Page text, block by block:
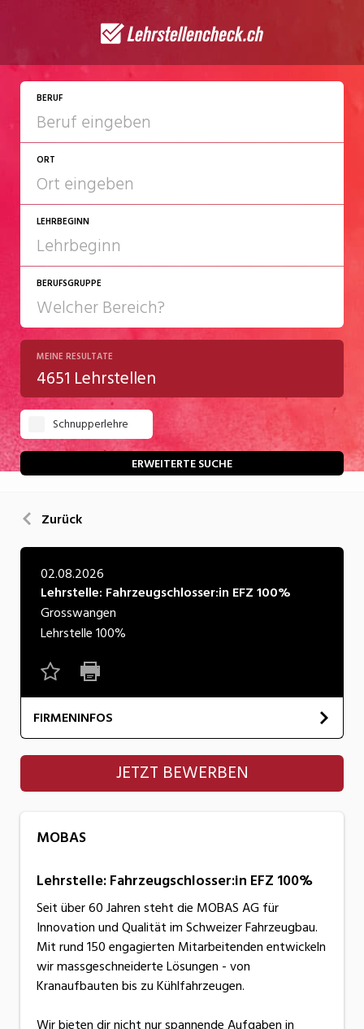
BERUF
ORT
LEHRBEGINN
2027
2028
BERUFSGRUPPE
Chemie/Pharma
Gastgewerbe
Gesundheit/Pflege/Soziales
Handwerk/Technik
Kultur
Natur
Verkehr/Logistik
Wirtschaft/Verwaltung
MEINE RESULTATE
4651 Lehrstellen
Schnupperlehre
ERWEITERTE SUCHE
Zurück
02.08.2026
Lehrstelle: Fahrzeugschlosser:in EFZ 100%
Grosswangen
Lehrstelle100%
FIRMENINFOS
MOBAS
JETZT BEWERBEN
MOBAS
Lehrstelle: Fahrzeugschlosser:in EFZ 100%
Seit über 60 Jahren steht die MOBAS AG für
Innovation und Qualität im Schweizer Fahrzeugbau.
Mit rund 150 engagierten Mitarbeitenden entwickeln
wir massgeschneiderte Lösungen - von
Kranaufbauten bis zu Kühlfahrzeugen.